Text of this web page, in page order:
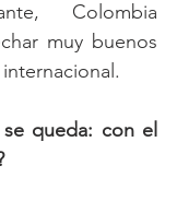
Colombia
muy buenos
queda: con el